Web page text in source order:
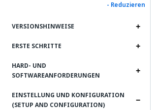
- Reduzieren
VERSIONSHINWEISE
ERSTE SCHRITTE
HARD- UND
SOFTWAREANFORDERUNGEN
EINSTELLUNG UND KONFIGURATION
(SETUP AND CONFIGURATION)